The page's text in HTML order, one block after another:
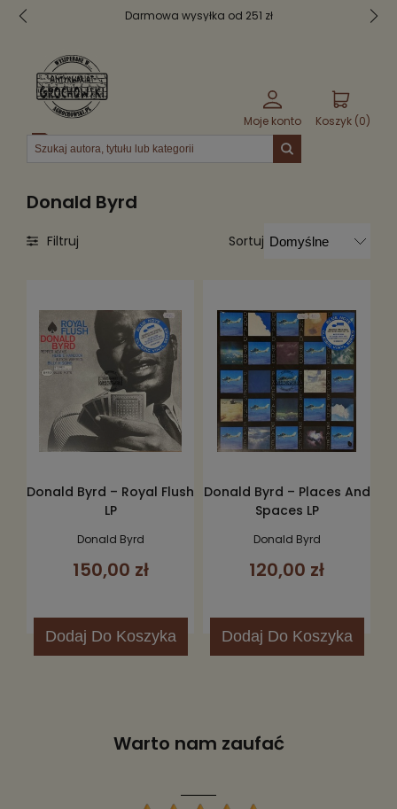
Darmowa wysyłka od 251 zł
Moje konto Koszyk (0)
Menu
Donald Byrd
Sortuj
Filtruj
Donald Byrd – Royal Flush
LP
Donald Byrd
150,00 zł
Dodaj Do Koszyka
Donald Byrd – Places And
Spaces LP
Donald Byrd
120,00 zł
Dodaj Do Koszyka
Warto nam zaufać